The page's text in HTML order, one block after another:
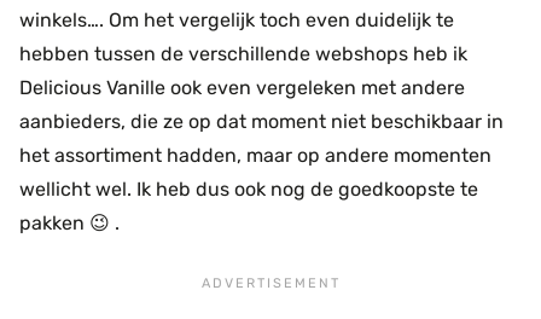
winkels…. Om het vergelijk toch even duidelijk te
hebben tussen de verschillende webshops heb ik
Delicious Vanille ook even vergeleken met andere
aanbieders, die ze op dat moment niet beschikbaar in
het assortiment hadden, maar op andere momenten
wellicht wel. Ik heb dus ook nog de goedkoopste te
pakken 😉 .